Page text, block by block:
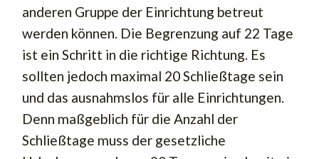
anderen Gruppe der Einrichtung betreut
werden können. Die Begrenzung auf 22 Tage
ist ein Schritt in die richtige Richtung. Es
sollten jedoch maximal 20 Schließtage sein
und das ausnahmslos für alle Einrichtungen.
Denn maßgeblich für die Anzahl der
Schließtage muss der gesetzliche